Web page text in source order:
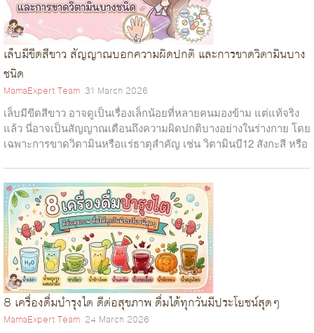
เล็บมีขีดสีขาว สัญญาณบอกความผิดปกติ และการขาดวิตามินบาง
ชนิด
MamaExpert Team 31 March 2026
เล็บมีขีดสีขาว อาจดูเป็นเรื่องเล็กน้อยที่หลายคนมองข้าม แต่แท้จริง
แล้ว นี่อาจเป็นสัญญาณเตือนถึงความผิดปกติบางอย่างในร่างกาย โดย
เฉพาะการขาดวิตามินหรือแร่ธาตุสำคัญ เช่น วิตามินบี12 สังกะสี หรือ
8 เครื่องดื่มบำรุงไต ดีต่อสุขภาพ ดื่มได้ทุกวันมีประโยชน์สุดๆ
MamaExpert Team 24 March 2026